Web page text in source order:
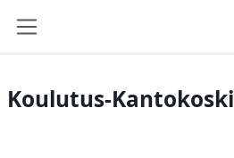
Koulutus-Kantokoski